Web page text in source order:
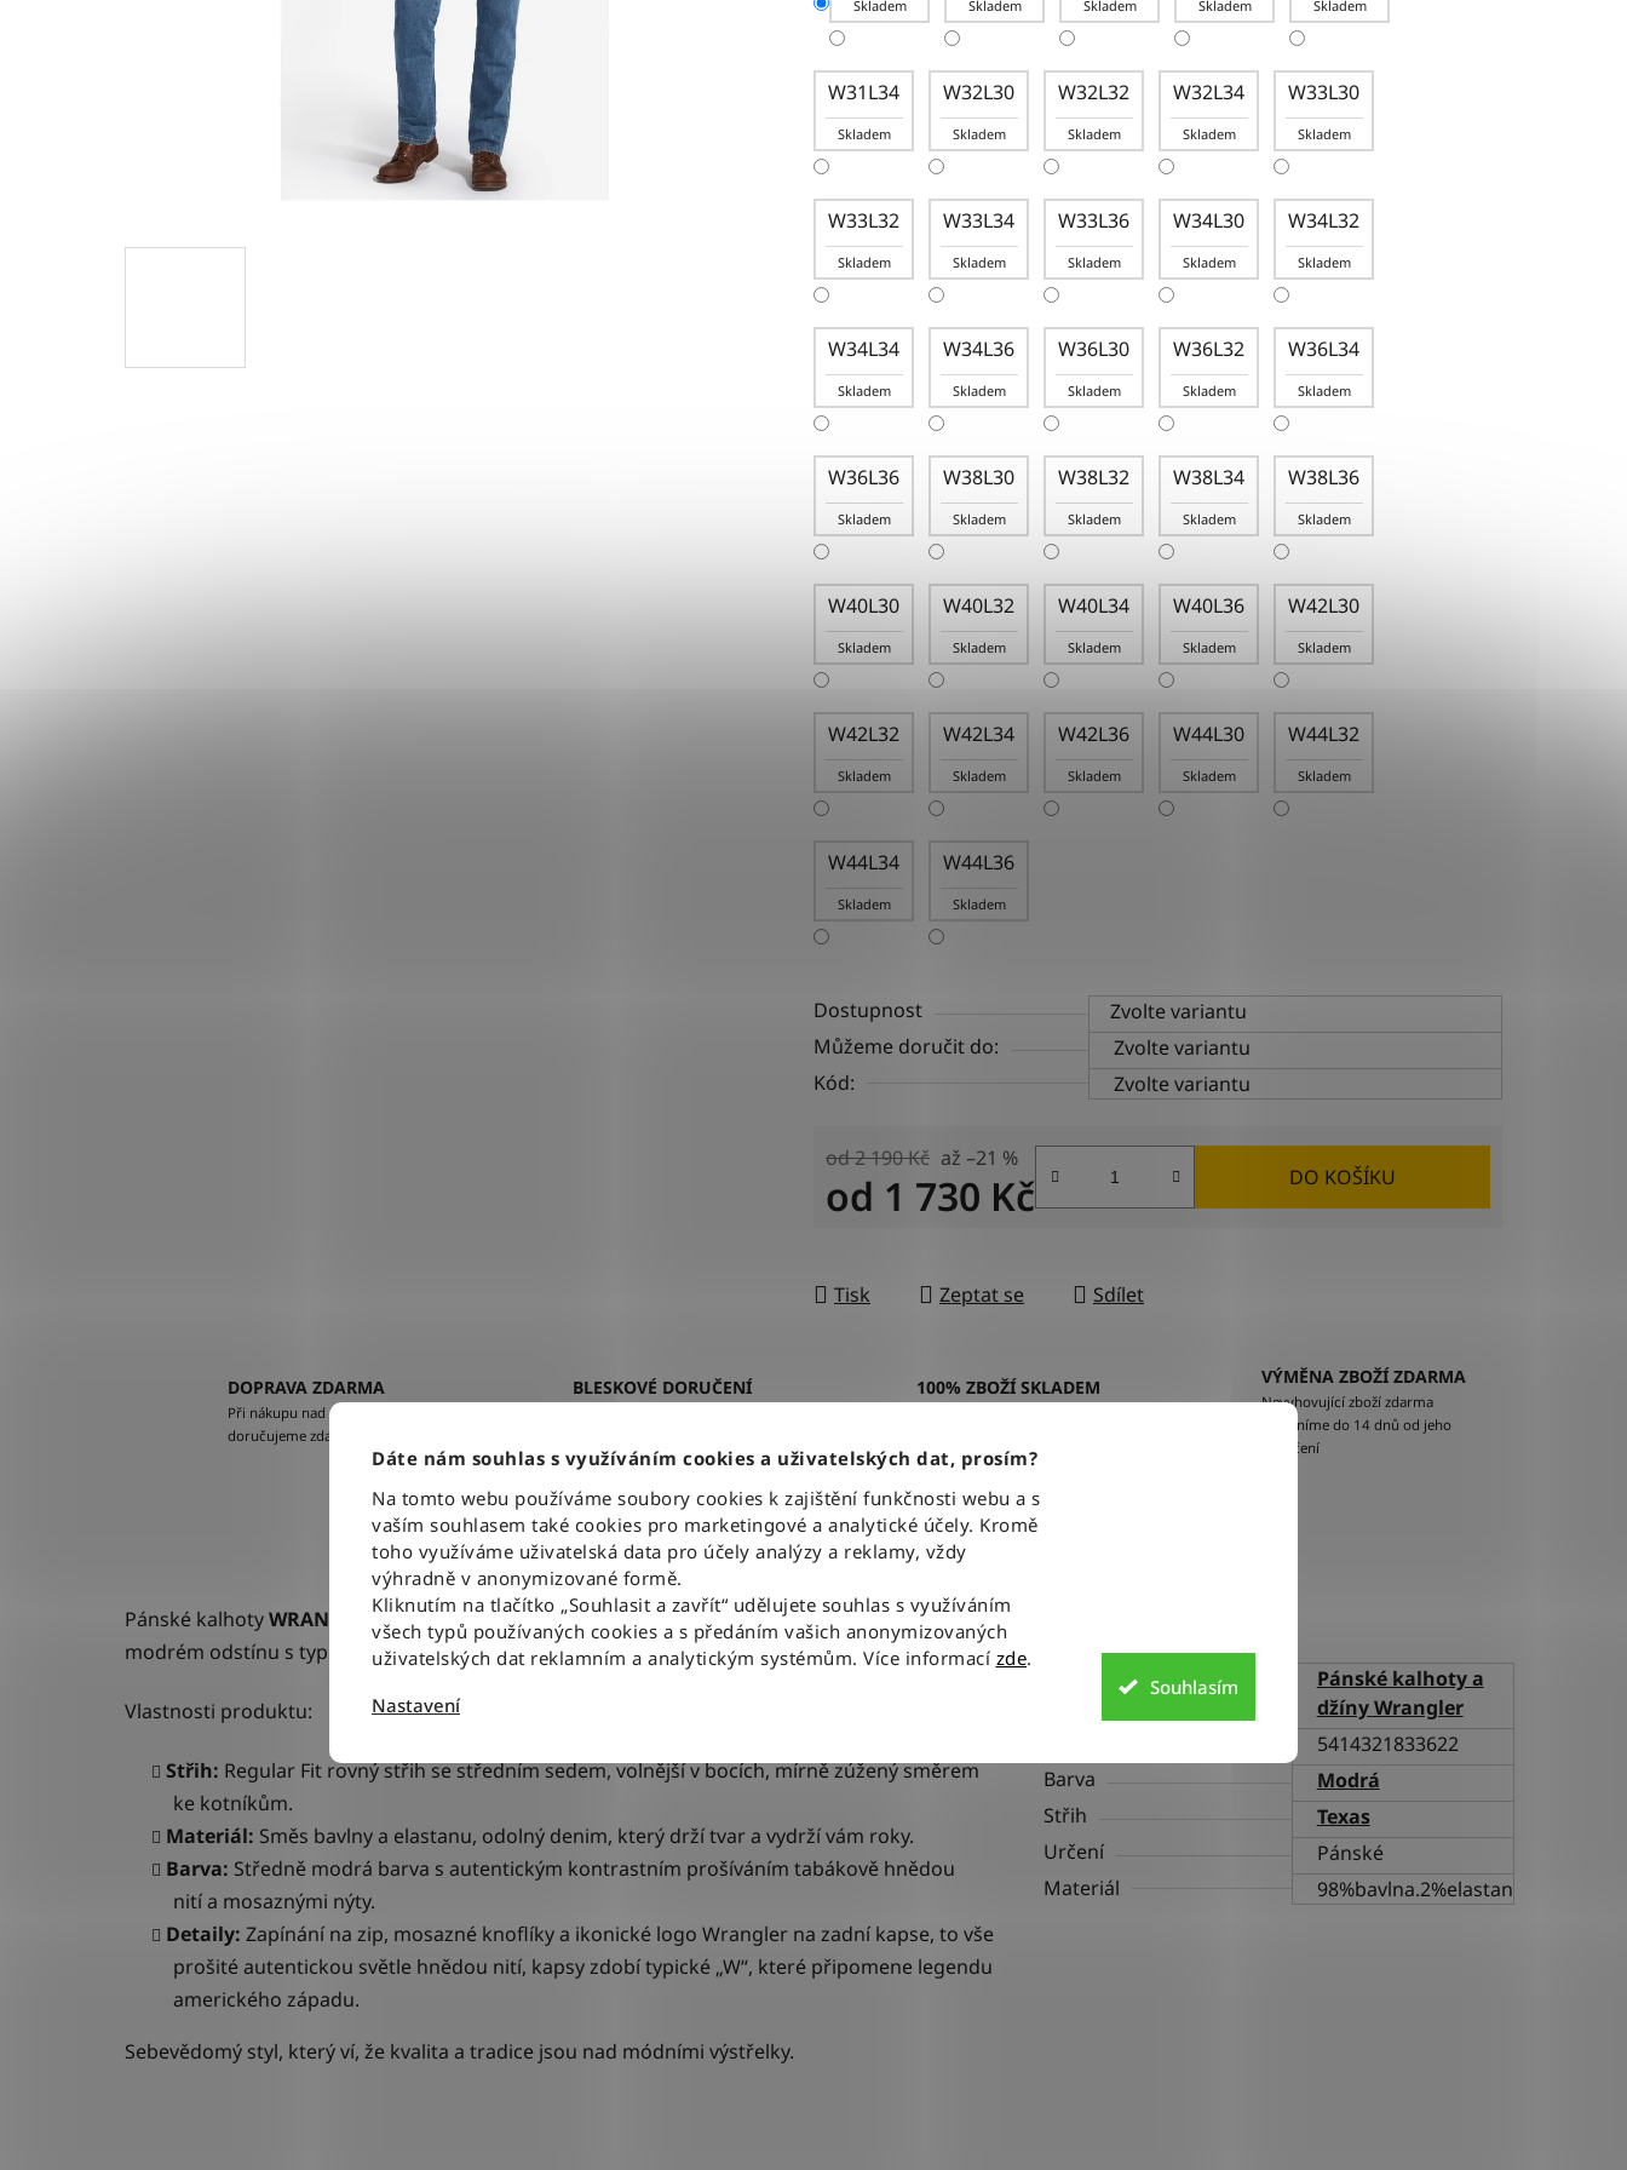
Dáte nám souhlas s využíváním cookies a uživatelských dat, prosím?
Na tomto webu používáme soubory cookies k zajištění funkčnosti webu a s
vaším souhlasem také cookies pro marketingové a analytické účely. Kromě
toho využíváme uživatelská data pro účely analýzy a reklamy, vždy
výhradně v anonymizované formě.
Kliknutím na tlačítko „Souhlasit a zavřít“ udělujete souhlas s využíváním
všech typů používaných cookies a s předáním vašich anonymizovaných
uživatelských dat reklamním a analytickým systémům. Více informací zde.
Nastavení
Souhlasím
Skladem Skladem Skladem Skladem Skladem
W31L34
Skladem
W32L30
Skladem
W32L32
Skladem
W32L34
Skladem
W33L30
Skladem
W33L32
Skladem
W33L34
Skladem
W33L36
Skladem
W34L30
Skladem
W34L32
Skladem
W34L34
Skladem
W34L36
Skladem
W36L30
Skladem
W36L32
Skladem
W36L34
Skladem
W36L36
Skladem
W38L30
Skladem
W38L32
Skladem
W38L34
Skladem
W38L36
Skladem
W40L30
Skladem
W40L32
Skladem
W40L34
Skladem
W40L36
Skladem
W42L30
Skladem
W42L32
Skladem
W42L34
Skladem
W42L36
Skladem
W44L30
Skladem
W44L32
Skladem
W44L34
Skladem
W44L36
Skladem
Dostupnost
Zvolte variantu
Můžeme doručit do:
Zvolte variantu
Kód:
Zvolte variantu
od 2 190 Kč až –21 %
od 1 730 Kč DO KOŠÍKU
Tisk Zeptat se Sdílet
DOPRAVA ZDARMA
Při nákupu nad 2500 Kč
doručujeme zdarma po celé ČR
BLESKOVÉ DORUČENÍ 100% ZBOŽÍ SKLADEM VÝMĚNA ZBOŽÍ ZDARMA
Nevyhovující zboží zdarma
vyměníme do 14 dnů od jeho
doručení
Popis
Pánské kalhotyWRANGLER TEXAS STONEWASH= absolutní denimovou klasiku ve středně
modrém odstínu s typickým „opraným“ vzhledem, zkrátka klasika, která nikdy nezestárne.
Vlastnosti produktu:
Střih: Regular Fit rovný střih se středním sedem, volnější v bocích, mírně zúžený směrem
ke kotníkům.
Materiál: Směs bavlny a elastanu, odolný denim, který drží tvar a vydrží vám roky.
Barva: Středně modrá barva s autentickým kontrastním prošíváním tabákově hnědou
nitía mosaznými nýty.
Detaily: Zapínání na zip, mosazné knoflíky a ikonické logo Wrangler na zadní kapse, to vše
prošité autentickou světle hnědou nití, kapsy zdobí typické „W“, které připomene legendu
amerického západu.
Sebevědomý styl, který ví, že kvalita a tradice jsou nad módními výstřelky.
Kategorie
Pánské kalhoty a
džíny Wrangler
5414321833622
Barva
Modrá
Střih
Texas
Určení
Pánské
Materiál
98%bavlna.2%elastan